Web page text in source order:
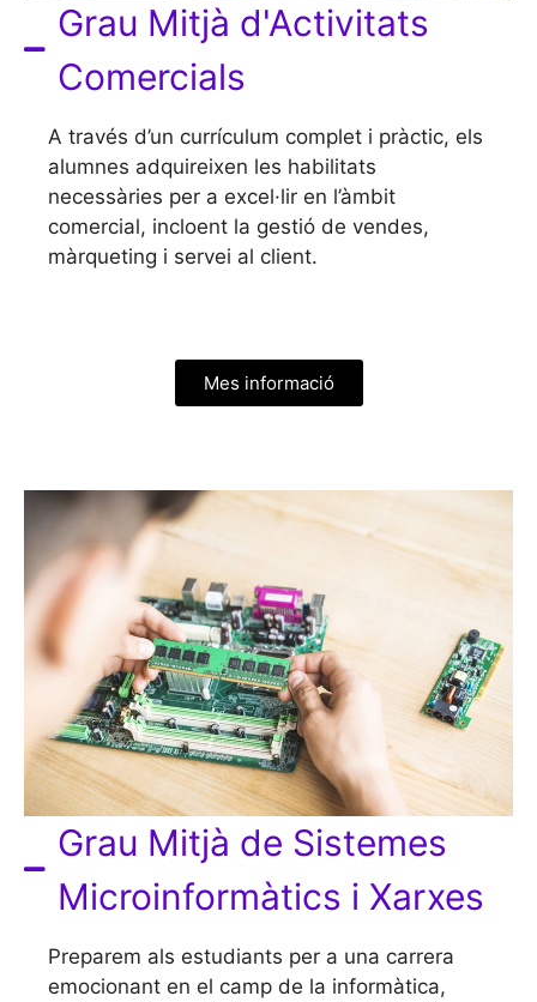
Grau Mitjà d'Activitats
Comercials
A través d’un currículum complet i pràctic, els
alumnes adquireixen les habilitats
necessàries per a excel·lir en l’àmbit
comercial, incloent la gestió de vendes,
màrqueting i servei al client.
Mes informació
Grau Mitjà de Sistemes
Microinformàtics i Xarxes
Preparem als estudiants per a una carrera
emocionant en el camp de la informàtica,